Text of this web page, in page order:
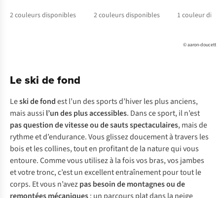
2couleurs disponibles 2couleurs disponibles 1 couleur
© aaron-doucett
Le ski de fond
Leski de fondest l’un des sports d’hiver les plus anciens,
mais aussi l’un des plus accessibles. Dans ce sport, il n’est
pas question de vitesse ou de sauts spectaculaires, mais de
rythme et d’endurance. Vous glissez doucement à travers les
bois et les collines, tout en profitant de la nature qui vous
entoure. Comme vous utilisez à la fois vos bras, vos jambes
et votre tronc, c’est un excellent entraînement pour tout le
corps. Et vous n’avezpas besoin de montagnes ou de